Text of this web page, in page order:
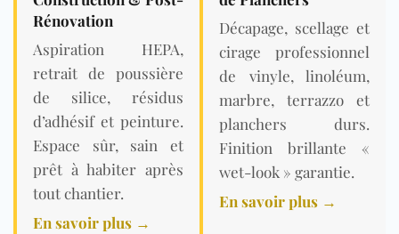
Rénovation
Aspiration HEPA,
retrait de poussière
de silice, résidus
d’adhésif et peinture.
Espace sûr, sain et
prêt à habiter après
tout chantier.
En savoir plus →
Décapage, scellage et
cirage professionnel
de vinyle, linoléum,
marbre, terrazzo et
planchers durs.
Finition brillante «
wet-look » garantie.
En savoir plus →